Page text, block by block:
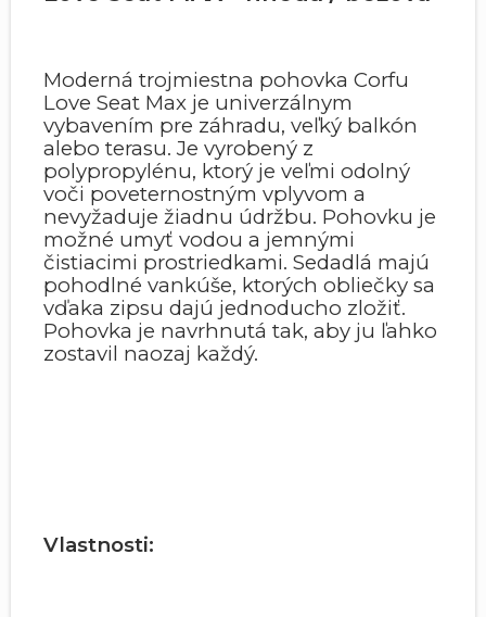
Moderná trojmiestna pohovka Corfu
Love Seat Max je univerzálnym
vybavením pre záhradu, veľký balkón
alebo terasu. Je vyrobený z
polypropylénu, ktorý je veľmi odolný
voči poveternostným vplyvom a
nevyžaduje žiadnu údržbu. Pohovku je
možné umyť vodou a jemnými
čistiacimi prostriedkami. Sedadlá majú
pohodlné vankúše, ktorých obliečky sa
vďaka zipsu dajú jednoducho zložiť.
Pohovka je navrhnutá tak, aby ju ľahko
zostavil naozaj každý.
Vlastnosti: